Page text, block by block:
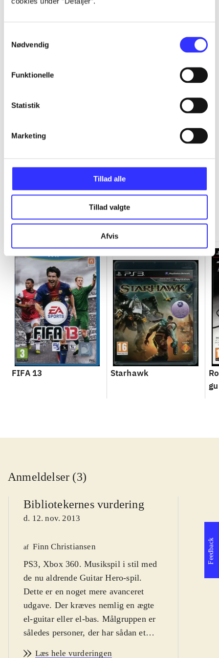
Nødvendig
Funktionelle
Statistik
Marketing
Tillad alle
Tillad valgte
Afvis
...
...
Minder om
FIFA 13 Starhawk
Anmeldelser (3)
Bibliotekernes vurdering
d. 12. nov. 2013
af Finn Christiansen
PS3, Xbox 360. Musikspil i stil med
de nu aldrende Guitar Hero-spil.
Dette er en noget mere avanceret
udgave. Der kræves nemlig en ægte
el-guitar eller el-bas. Målgruppen er
således personer, der har sådan et
Læs hele vurderingen
Feedback